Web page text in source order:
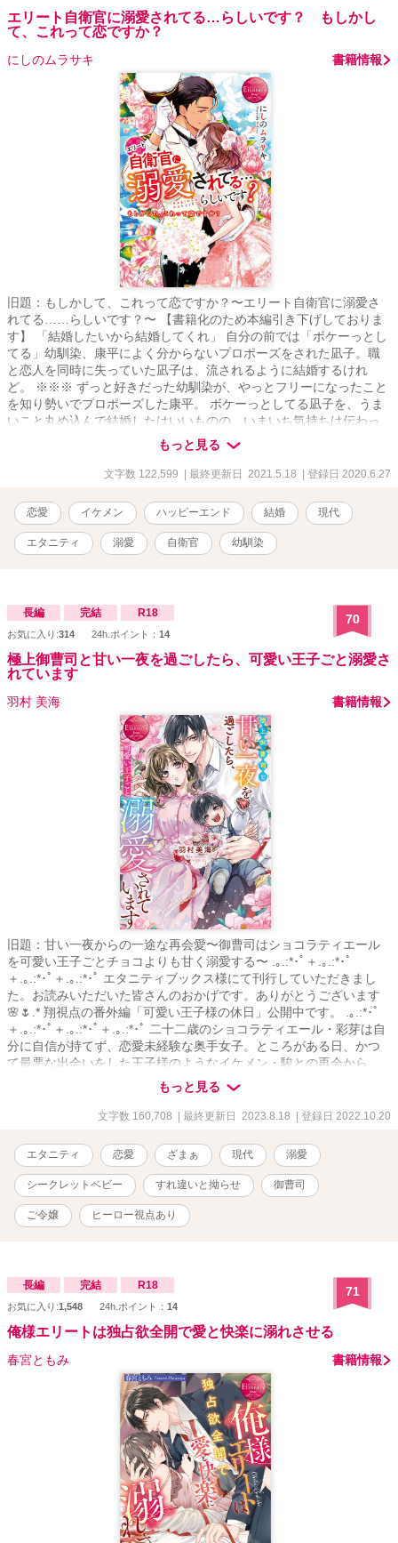
エリート自衛官に溺愛されてる…らしいです？ もしかし
て、これって恋ですか？
にしのムラサキ 書籍情報
旧題：もしかして、これって恋ですか？〜エリート自衛官に溺愛さ
れてる……らしいです？〜 【書籍化のため本編引き下げしておりま
す】 「結婚したいから結婚してくれ」 自分の前では「ボケーっとし
てる」幼馴染、康平によく分からないプロポーズをされた凪子。職
と恋人を同時に失っていた凪子は、流されるように結婚するけれ
ど。 ※※※ ずっと好きだった幼馴染が、やっとフリーになったこと
を知り勢いでプロポーズした康平。 ボケーっとしてる凪子を、うま
いこと丸め込んで結婚したはいいものの、いまいち気持ちは伝わっ
てないみたいで。 凪子の前以外では「きりっ」としてる康平と、だ
いたいいつもボケーっとしてる凪子の、（無意識？）いちゃらぶラ
ブコメ（予定）。 ※「鮫川兄弟シリーズ」次男、康平の話となりま
もっと見る
文字数 122,599 | 最終更新日 2021.5.18 | 登録日 2020.6.27
恋愛 イケメン ハッピーエンド 結婚 現代
エタニティ 溺愛 自衛官 幼馴染
長編 完結 R18
お気に入り:314 24h.ポイント： 14
70
極上御曹司と甘い一夜を過ごしたら、可愛い王子ごと溺愛さ
れています
羽村 美海 書籍情報
旧題：甘い一夜からの一途な再会愛〜御曹司はショコラティエール
を可愛い王子ごとチョコよりも甘く溺愛する〜 .｡.:*･ﾟ＋.｡.:*･ﾟ
＋.｡.:*･ﾟ＋.｡.:*･ﾟ エタニティブックス様にて刊行していただきまし
た。お読みいただいた皆さんのおかげです。ありがとうございます
🌸🌷.* 翔視点の番外編「可愛い王子様の休日」公開中です。 .｡.:*･ﾟ
＋.｡.:*･ﾟ＋.｡.:*･ﾟ＋.｡.:*･ﾟ 二十二歳のショコラティエール・彩芽は自
分に自信が持てず、恋愛未経験な奥手女子。ところがある日、かつ
て最悪な出会いをした王子様のようなイケメン・駿との再会から、
甘い一夜を共にする。これは一夜限りの魔法――そう自分に言い聞
かせていたのに、駿への想いを諦めた矢先、彼の子どもを授かった
ことに気づく。三年後、シングルマザーとなった彩芽は彼への想い
ころが再び目の前に現れた駿から熱烈求愛されて……!? 恋を知らな
い奥手女子と一途な御曹司の運命の再会ロマンス！ .｡.:*･ﾟ＋.｡.:*･ﾟ
＋.｡.:*･ﾟ＋.｡.:*･ﾟ
もっと見る
文字数 160,708 | 最終更新日 2023.8.18 | 登録日 2022.10.20
エタニティ 恋愛 ざまぁ 現代 溺愛
シークレットベビー すれ違いと拗らせ 御曹司
ご令嬢 ヒーロー視点あり
長編 完結 R18
お気に入り:1,548 24h.ポイント： 14
71
俺様エリートは独占欲全開で愛と快楽に溺れさせる
春宮ともみ 書籍情報